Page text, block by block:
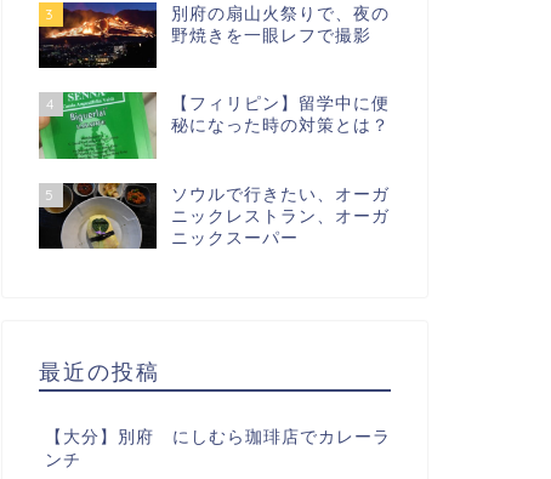
3
別府の扇山火祭りで、夜の
野焼きを一眼レフで撮影
4
【フィリピン】留学中に便
秘になった時の対策とは？
5
ソウルで行きたい、オーガ
ニックレストラン、オーガ
ニックスーパー
最近の投稿
【大分】別府 にしむら珈琲店でカレーラ
ンチ